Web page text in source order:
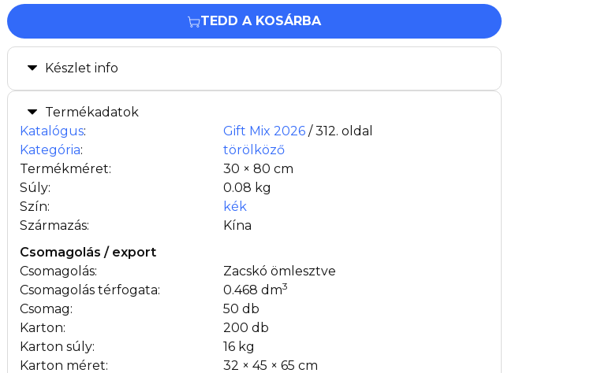
TEDD A KOSÁRBA
Készlet info
Termékadatok
Katalógus: Gift Mix 2026/ 312. oldal
Kategória:
törölköző
Termékméret:
30 × 80 cm
Súly:
0.08 kg
Szín:
kék
Származás:
Kína
Csomagolás / export
Csomagolás:
Zacskó ömlesztve
Csomagolás térfogata:
0.468 dm3
Csomag:
50 db
Karton:
200 db
Karton súly:
16 kg
Karton méret:
32 × 45 × 65 cm